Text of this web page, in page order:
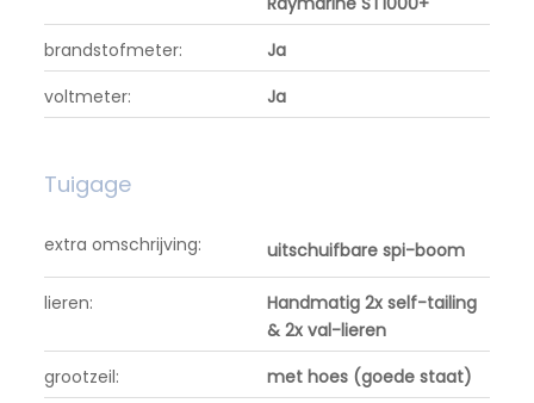
brandstofmeter:
Ja
voltmeter:
Ja
Tuigage
extra omschrijving: uitschuifbare spi-boom
lieren:
Handmatig 2x self-tailing
& 2x val-lieren
grootzeil:
met hoes (goede staat)